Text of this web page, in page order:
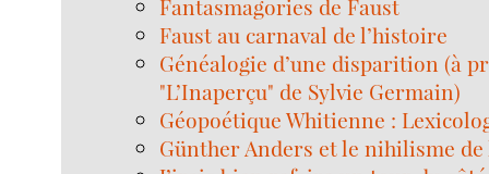
Fantasmagories de Faust
Faust au carnaval de l’histoire
Généalogie d’une disparition (à
"L’Inaperçu" de Sylvie Germain)
Géopoétique Whitienne :
Günther Anders et le nihilisme de